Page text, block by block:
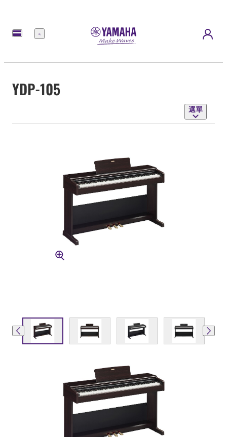
選
YDP-105
選單